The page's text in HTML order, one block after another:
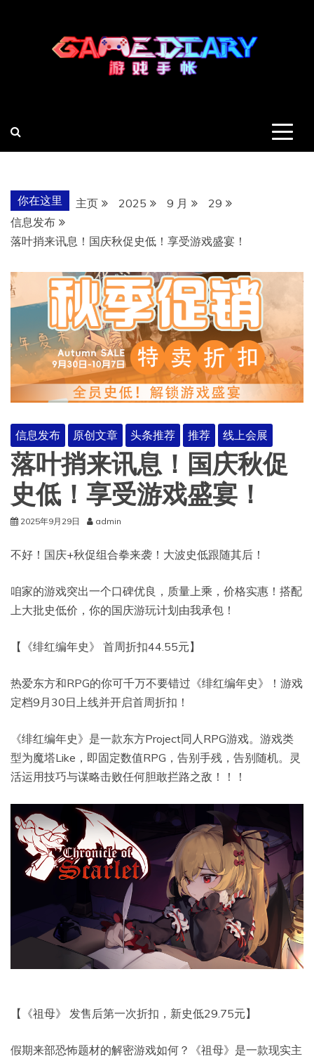
你在这里 主页 2025 9 月
29
信息发布
落叶捎来讯息！国庆秋促史低！享受游戏盛宴！
信息发布 原创文章 头条推荐 推荐 线上会展
落叶捎来讯息！国庆秋促
史低！享受游戏盛宴！
2025年9月29日 admin
不好！国庆+秋促组合拳来袭！大波史低跟随其后！
咱家的游戏突出一个口碑优良，质量上乘，价格实惠！搭配
上大批史低价，你的国庆游玩计划由我承包！
【《绯红编年史》 首周折扣44.55元】
热爱东方和RPG的你可千万不要错过《绯红编年史》！游戏
定档9月30日上线并开启首周折扣！
《绯红编年史》是一款东方Project同人RPG游戏。游戏类
型为魔塔Like，即固定数值RPG，告别手残，告别随机。灵
活运用技巧与谋略击败任何胆敢拦路之敌！！！
【《祖母》 发售后第一次折扣，新史低29.75元】
假期来部恐怖题材的解密游戏如何？《祖母》是一款现实主